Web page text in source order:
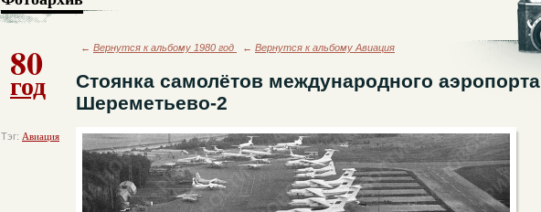
80
год
Тэг: Авиация
← Вернутся к альбому 1980 год ← Вернутся к альбому Авиация
Стоянка самолётов международного аэропорта
Шереметьево-2